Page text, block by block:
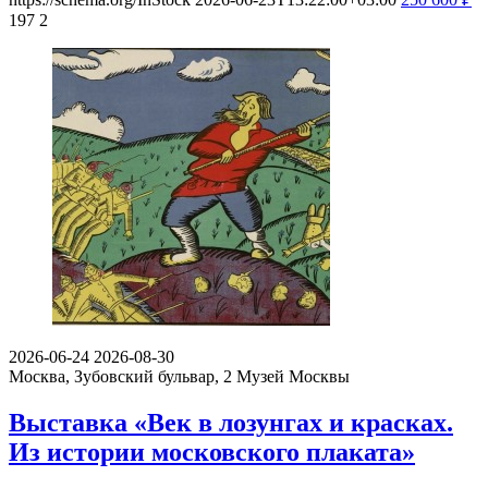
197 2
2026-06-24 2026-08-30
Москва, Зубовский бульвар, 2 Музей Москвы
Выставка «Век в лозунгах и красках.
Из истории московского плаката»